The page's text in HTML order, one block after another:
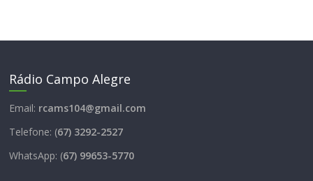
Rádio Campo Alegre
Email: rcams104@gmail.com
Telefone: (67) 3292-2527
WhatsApp: (67) 99653-5770